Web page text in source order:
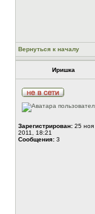
Вернуться к началу
Иришка
Зарегистрирован: 25 ноя
2011, 18:21
Сообщения: 3